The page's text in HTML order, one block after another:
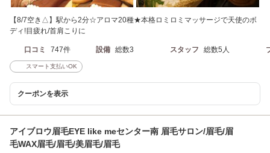
【8/7空き△】駅から2分☆アロマ20種★本格ロミロミマッサージで天使のボ
ディ!目疲れ/首肩こりに
口コミ 747件 設備 総数3 スタッフ 総数5人
スマート支払いOK
クーポンを表示
アイブロウ眉毛EYE like meセンター南 眉毛サロン/眉毛/眉
毛WAX眉毛/眉毛/美眉毛/眉毛